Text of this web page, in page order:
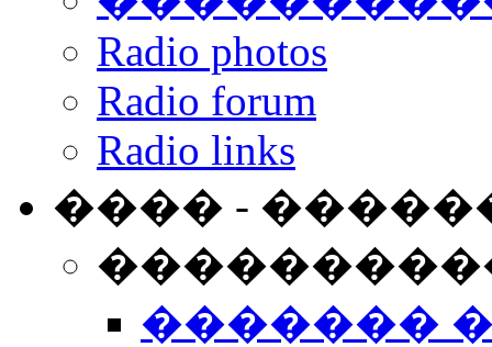
Radio photos
Radio forum
Radio links
���� -
�������